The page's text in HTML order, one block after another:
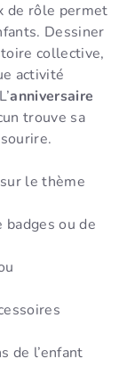
de rôle permet
Dessiner
collective,
activité
anniversaire
trouve sa
le thème
ou de
de l’enfant